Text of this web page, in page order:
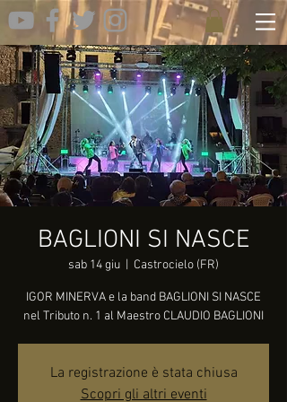
BAGLIONI SI NASCE
sab 14 giu Castrocielo (FR)
IGOR MINERVA e la band BAGLIONI SI NASCE
nel Tributo n. 1 al Maestro CLAUDIO BAGLIONI
La registrazione è stata chiusa
Scopri gli altri eventi